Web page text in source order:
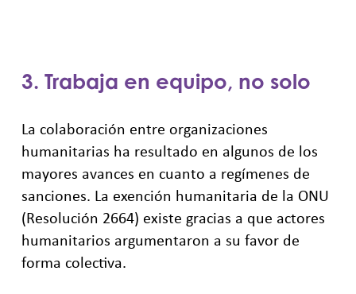
3. Trabaja en equipo, no solo
La colaboración entre organizaciones
humanitarias ha resultado en algunos de los
mayores avances en cuanto a regímenes de
sanciones. La exención humanitaria de la ONU
(Resolución 2664) existe gracias a que actores
humanitarios argumentaron a su favor de
forma colectiva.